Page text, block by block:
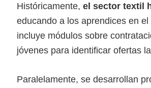
Históricamente, el sector textil
educando a los aprendices en
incluye módulos sobre
jóvenes para identificar ofertas
Paralelamente, se desarrollan